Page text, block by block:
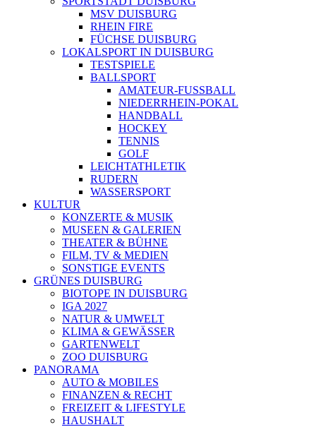
MSV DUISBURG
RHEIN FIRE
FÜCHSE DUISBURG
LOKALSPORT IN DUISBURG
TESTSPIELE
BALLSPORT
AMATEUR-FUSSBALL
NIEDERRHEIN-POKAL
HANDBALL
HOCKEY
TENNIS
GOLF
LEICHTATHLETIK
RUDERN
WASSERSPORT
KULTUR
KONZERTE & MUSIK
MUSEEN & GALERIEN
THEATER & BÜHNE
FILM, TV & MEDIEN
SONSTIGE EVENTS
GRÜNES DUISBURG
BIOTOPE IN DUISBURG
IGA 2027
NATUR & UMWELT
KLIMA & GEWÄSSER
GARTENWELT
ZOO DUISBURG
PANORAMA
AUTO & MOBILES
FINANZEN & RECHT
FREIZEIT & LIFESTYLE
HAUSHALT